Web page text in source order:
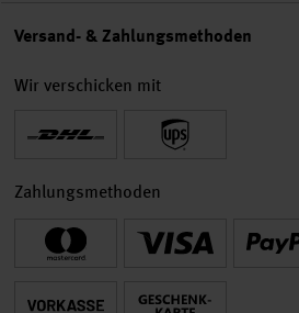
Versand- & Zahlungsmethoden
Wir verschicken mit
Zahlungsmethoden